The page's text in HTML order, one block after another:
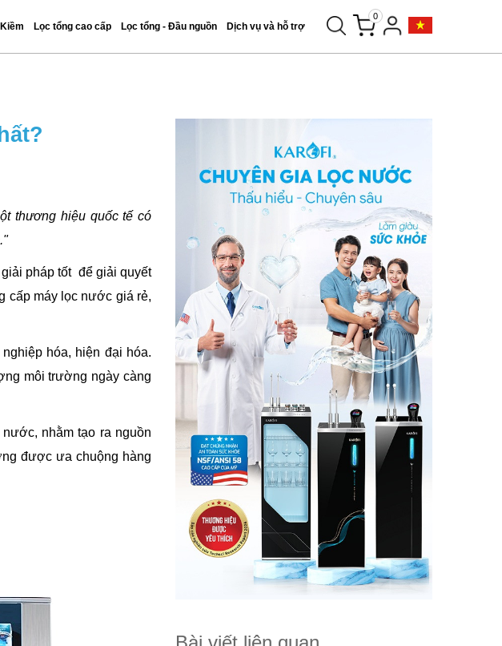
Lọc tổng cao cấp Lọc tổng - Đầu nguồn Dịch vụ và hỗ trợ
0
thương hiệu quốc tế có
pháp tốt để giải quyết
cấp máy lọc nước giá rẻ,
hóa, hiện đại hóa.
môi trường ngày càng
nhằm tạo ra nguồn
được ưa chuộng hàng